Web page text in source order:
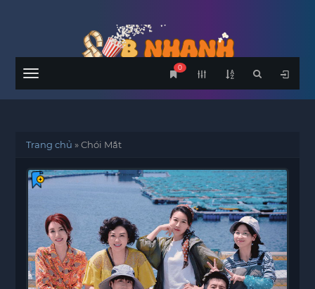
Menu
0
Trang chủ »Chói Mắt